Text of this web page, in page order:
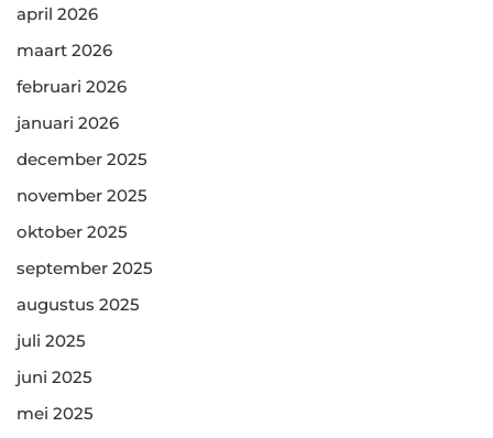
april 2026
maart 2026
februari 2026
januari 2026
december 2025
november 2025
oktober 2025
september 2025
augustus 2025
juli 2025
juni 2025
mei 2025